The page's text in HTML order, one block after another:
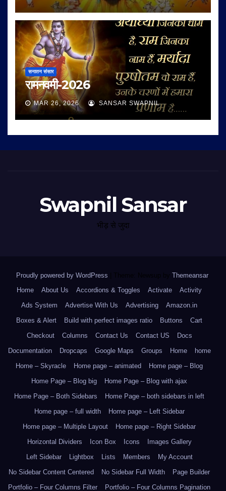
सनातन संसार
रामनवमी-2026
MAR 26, 2026 SANSAR SWAPNIL
Swapnil Sansar
भीड़ से जुदा
Proudly powered by WordPress Theme: Newsup by Themeansar.
Home
About Us Accordions & Toggles Activate
Activity
Ads System
Advertise With Us Advertising
Amazon.in
Boxes & Alert
Build with perfect images ratio Buttons
Cart
Checkout
Columns Contact Us Contact US
Docs
Documentation
Dropcaps Google Maps Groups Home
home
Home – Skyracle
Home page – animated
Home page – Blog
Home Page – Blog big
Home Page – Blog with ajax
Home Page – Both Sidebars
Home Page – both sidebars in left
Home page – full width
Home page – Left Sidebar
Home page – Multiple Layout
Home page – Right Sidebar
Horizontal Dividers
Icon Box Icons
Images Gallery
Left Sidebar
Lightbox Lists Members
My Account
No Sidebar Content Centered
No Sidebar Full Width
Page Builder
Portfolio – Four Columns Filter
Portfolio – Four Columns Pagination